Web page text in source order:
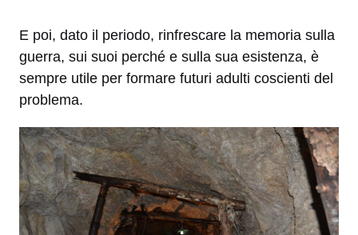
E poi, dato il periodo, rinfrescare la memoria sulla
guerra, sui suoi perché e sulla sua esistenza, è
sempre utile per formare futuri adulti coscienti del
problema.